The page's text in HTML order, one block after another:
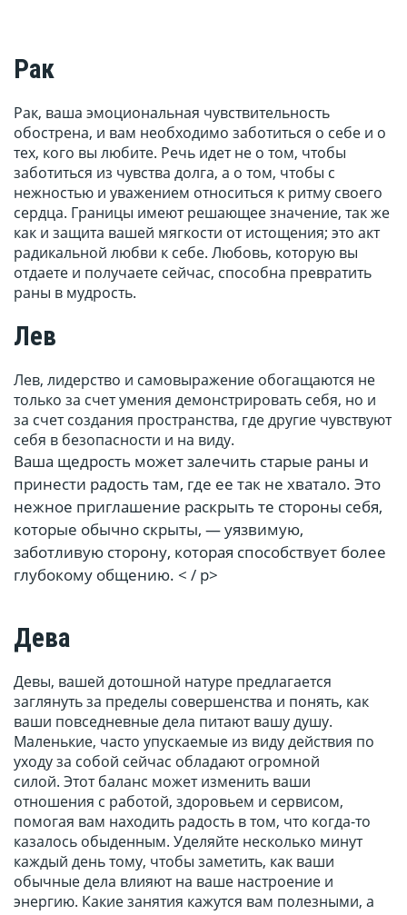
Рак
Рак, ваша эмоциональная чувствительность
обострена, и вам необходимо заботиться о себе и о
тех, кого вы любите. Речь идет не о том, чтобы
заботиться из чувства долга, а о том, чтобы с
нежностью и уважением относиться к ритму своего
сердца. Границы имеют решающее значение, так же
как и защита вашей мягкости от истощения; это акт
радикальной любви к себе. Любовь, которую вы
отдаете и получаете сейчас, способна превратить
раны в мудрость.
Лев
Лев, лидерство и самовыражение обогащаются не
только за счет умения демонстрировать себя, но и
за счет создания пространства, где другие чувствуют
себя в безопасности и на виду.
Ваша щедрость может залечить старые раны и
принести радость там, где ее так не хватало. Это
нежное приглашение раскрыть те стороны себя,
которые обычно скрыты, — уязвимую,
заботливую сторону, которая способствует более
глубокому общению. < / p>
Дева
Девы, вашей дотошной натуре предлагается
заглянуть за пределы совершенства и понять, как
ваши повседневные дела питают вашу душу.
Маленькие, часто упускаемые из виду действия по
уходу за собой сейчас обладают огромной
силой. Этот баланс может изменить ваши
отношения с работой, здоровьем и сервисом,
помогая вам находить радость в том, что когда-то
казалось обыденным. Уделяйте несколько минут
каждый день тому, чтобы заметить, как ваши
обычные дела влияют на ваше настроение и
энергию. Какие занятия кажутся вам полезными, а